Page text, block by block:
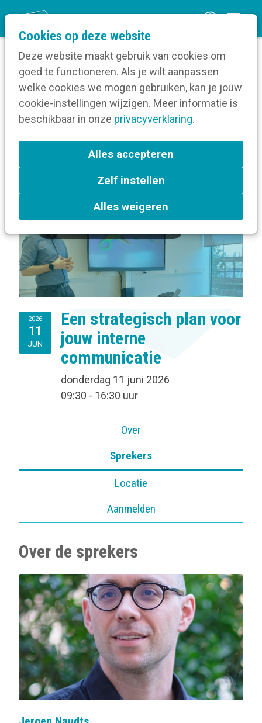
Cookies op deze website
Deze website maakt gebruik van cookies om
goed te functioneren. Als je wilt aanpassen
welke cookies we mogen gebruiken, kan je jouw
cookie-instellingen wijzigen. Meer informatie is
beschikbaar in onze privacyverklaring.
Alles accepteren
Zelf instellen
Alles weigeren
n
m
Home
Volg een opleiding
Sprekers bij Een strategisch plan voor jouw
interne communicatie
Terug naar bijeenkomsten-overzicht
In de kijker Gent
2026
11
JUN
Een strategisch plan voor
jouw interne
communicatie
donderdag 11 juni 2026
09:30 - 16:30 uur
Over
Sprekers
Locatie
Aanmelden
Over de sprekers